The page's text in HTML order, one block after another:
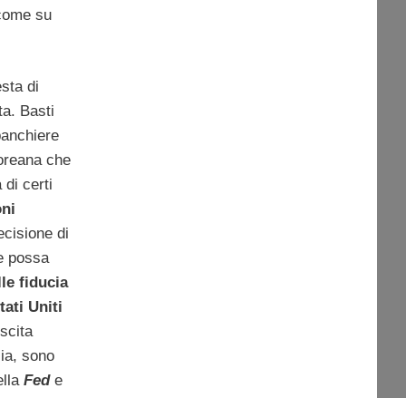
su
di
Basti
che
di certi
di
possa
fiducia
Uniti
sono
Fede